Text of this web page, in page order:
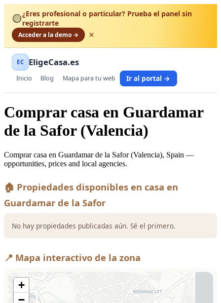
🟡¿Eres profesional o particular? Prueba el panel sin
registrarte
Acceder a la demo → ×
EC EligeCasa.es
Inicio Blog Mapa para tu web Ir al portal →
Comprar casa en Guardamar
de la Safor (Valencia)
Comprar casa en Guardamar de la Safor (Valencia), Spain —
opportunities, prices and local agencies.
🏠 Propiedades disponibles en casa en
Guardamar de la Safor
No hay propiedades publicadas aún. Sé el primero.
📍 Mapa interactivo de la zona